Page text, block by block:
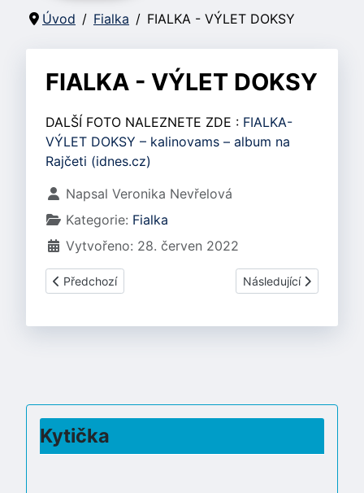
Úvod Fialka FIALKA - VÝLET DOKSY
FIALKA - VÝLET DOKSY
DALŠÍ FOTO NALEZNETE ZDE : FIALKA-
VÝLET DOKSY – kalinovams – album na
Rajčeti (idnes.cz)
Základní údaje
Napsal Veronika Nevřelová
Kategorie: Fialka
Vytvořeno: 28. červen 2022
Předchozí článek: FIALKY - PODZIM
Předchozí Další článek: FIALKA -
Následující
Kytička